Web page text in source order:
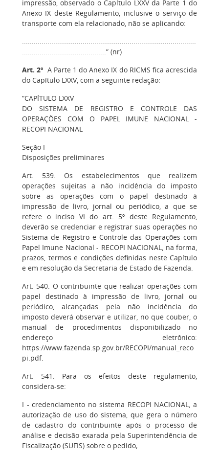
impressão, observado o Capítulo LXXV da Parte 1 do
Anexo IX deste Regulamento, inclusive o serviço de
transporte com ela relacionado, não se aplicando:
.........................................................................................
...........................................” (nr)
Art. 2º A Parte 1 do Anexo IX do RICMS fica acrescida
do Capítulo LXXV, com a seguinte redação:
“CAPÍTULO LXXV
DO SISTEMA DE REGISTRO E CONTROLE DAS
OPERAÇÕES COM O PAPEL IMUNE NACIONAL -
RECOPI NACIONAL
Seção I
Disposições preliminares
Art. 539. Os estabelecimentos que realizem
operações sujeitas a não incidência do imposto
sobre as operações com o papel destinado à
impressão de livro, jornal ou periódico, a que se
refere o inciso VI do art. 5º deste Regulamento,
deverão se credenciar e registrar suas operações no
Sistema de Registro e Controle das Operações com
Papel Imune Nacional - RECOPI NACIONAL, na forma,
prazos, termos e condições definidas neste Capítulo
e em resolução da Secretaria de Estado de Fazenda.
Art. 540. O contribuinte que realizar operações com
papel destinado à impressão de livro, jornal ou
periódico, alcançadas pela não incidência do
imposto deverá observar e utilizar, no que couber, o
manual de procedimentos disponibilizado no
endereço eletrônico:
https://www.fazenda.sp.gov.br/RECOPI/manual_reco
pi.pdf.
Art. 541. Para os efeitos deste regulamento,
considera-se:
I - credenciamento no sistema RECOPI NACIONAL, a
autorização de uso do sistema, que gera o número
de cadastro do contribuinte após o processo de
análise e decisão exarada pela Superintendência de
Fiscalização (SUFIS) sobre o pedido;